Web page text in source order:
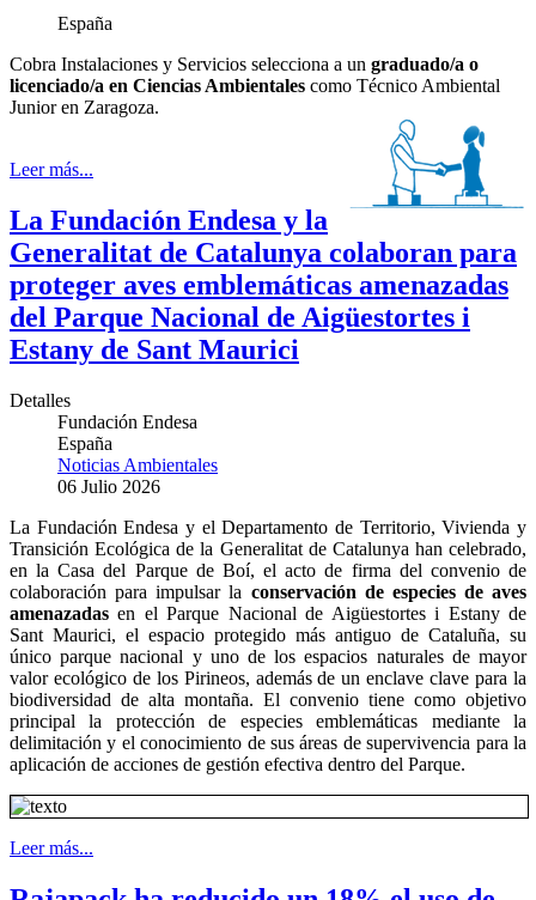
España
Cobra Instalaciones y Servicios selecciona a un graduado/a o
licenciado/a en Ciencias Ambientales como Técnico Ambiental
Junior en Zaragoza.
Leer más...
La Fundación Endesa y la
Generalitat de Catalunya colaboran para
proteger aves emblemáticas amenazadas
del Parque Nacional de Aigüestortes i
Estany de Sant Maurici
Detalles
Fundación Endesa
España
Noticias Ambientales
06 Julio 2026
La Fundación Endesa y el Departamento de Territorio, Vivienda y
Transición Ecológica de la Generalitat de Catalunya han celebrado,
en la Casa del Parque de Boí, el acto de firma del convenio de
colaboración para impulsar la conservación de especies de aves
amenazadas en el Parque Nacional de Aigüestortes i Estany de
Sant Maurici, el espacio protegido más antiguo de Cataluña, su
único parque nacional y uno de los espacios naturales de mayor
valor ecológico de los Pirineos, además de un enclave clave para la
biodiversidad de alta montaña. El convenio tiene como objetivo
principal la protección de especies emblemáticas mediante la
delimitación y el conocimiento de sus áreas de supervivencia para la
aplicación de acciones de gestión efectiva dentro del Parque.
Leer más...